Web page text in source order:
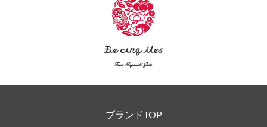
ブランドTOP